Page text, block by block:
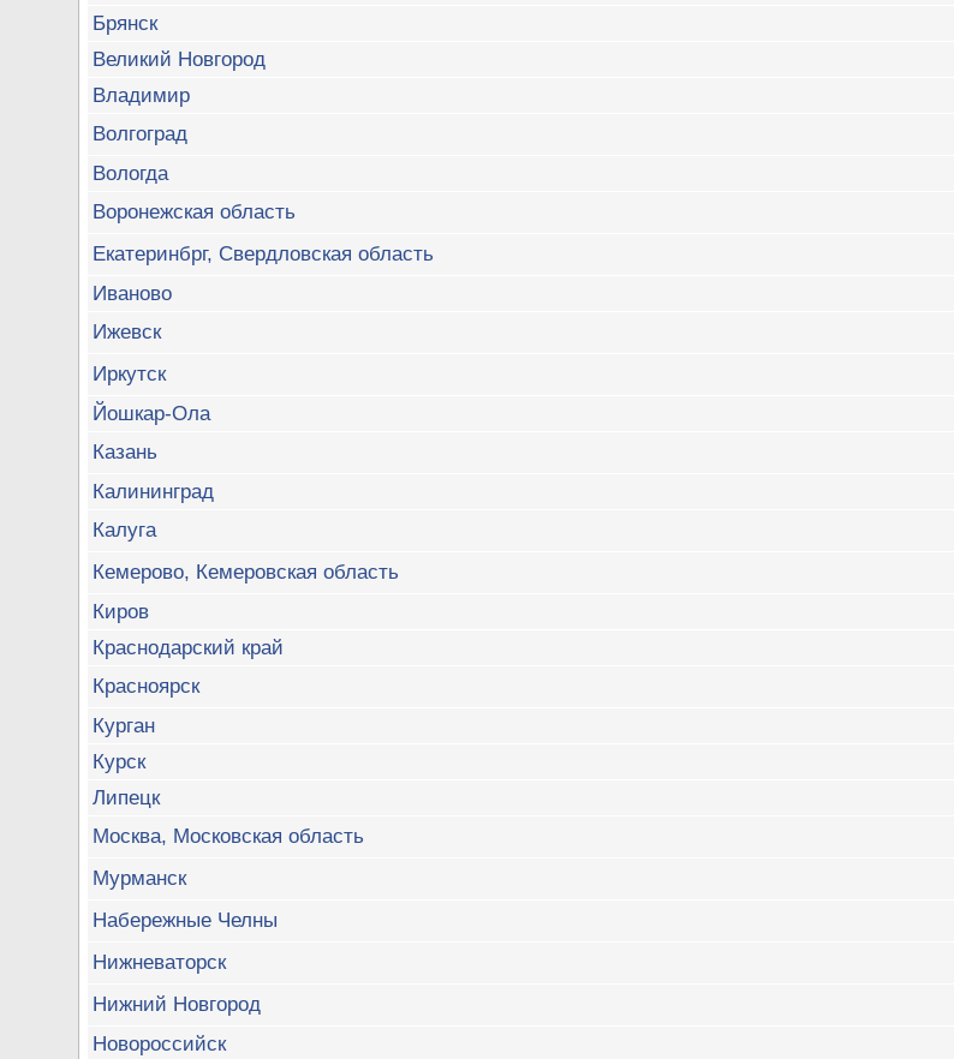
Брянск
Великий Новгород
Владимир
Волгоград
Вологда
Воронежская область
Екатеринбрг, Свердловская область
Иваново
Ижевск
Иркутск
Йошкар-Ола
Казань
Калининград
Калуга
Кемерово, Кемеровская область
Киров
Краснодарский край
Красноярск
Курган
Курск
Липецк
Москва, Московская область
Мурманск
Набережные Челны
Нижневаторск
Нижний Новгород
Новороссийск